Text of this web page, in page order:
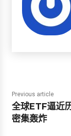
Previous article
全球ETF逼近
密集轰炸